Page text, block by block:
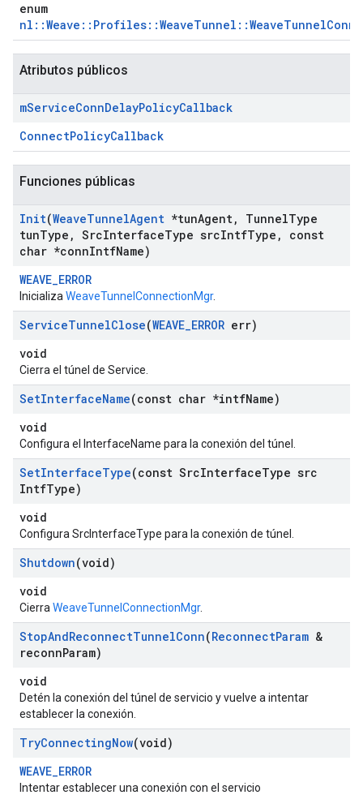
enum
Atributos públicos
mServiceConnDelayPolicyCallback
ConnectPolicyCallback
Funciones públicas
Init(WeaveTunnelAgent *tunAgent, TunnelType
tunType , SrcInterfaceType srcIntfType ,
const
char *connIntfName)
WEAVE_ERROR
Inicializa WeaveTunnelConnectionMgr.
ServiceTunnelClose(WEAVE_ERROR err)
void
Cierra el túnel de Service.
SetInterfaceName(const char *intfName)
void
Configura el InterfaceName para la conexión del túnel.
SetInterfaceType(const SrcInterfaceType src
IntfType)
void
Configura SrcInterfaceType para la conexión de túnel.
Shutdown(void)
void
Cierra WeaveTunnelConnectionMgr.
StopAndReconnectTunnelConn(ReconnectParam &
reconnParam)
void
Detén la conexión del túnel de servicio y vuelve a intentar
establecer la conexión.
TryConnectingNow(void)
WEAVE_ERROR
Intentar establecer una conexión con el servicio